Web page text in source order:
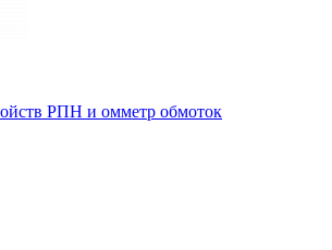
РПН и омметр обмоток